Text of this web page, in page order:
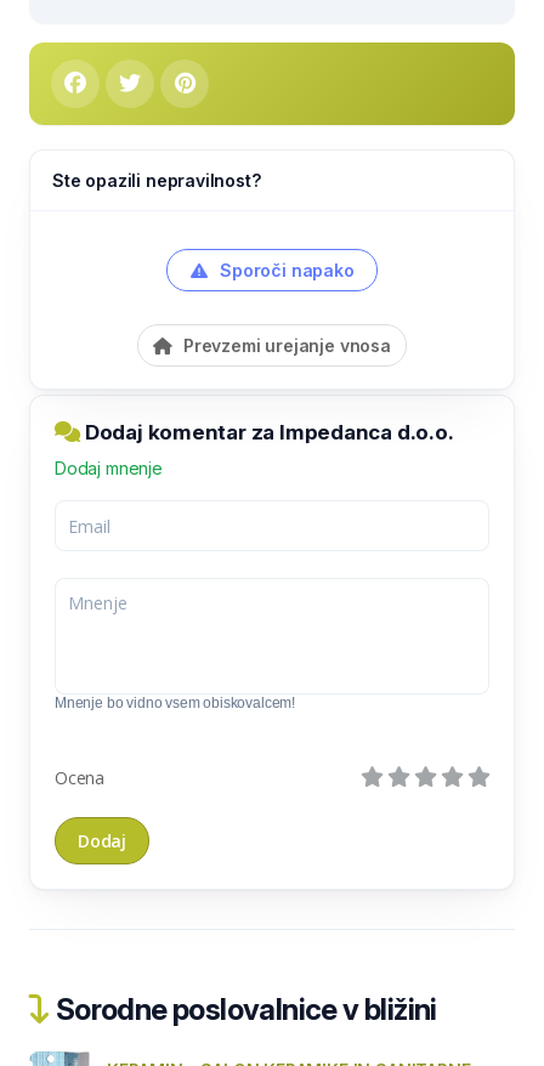
Ste opazili nepravilnost?
Sporoči napako
Prevzemi urejanje vnosa
Dodaj komentar za Impedanca d.o.o.
Dodaj mnenje
Mnenje bo vidno vsem obiskovalcem!
Ocena
Sorodne poslovalnice v bližini